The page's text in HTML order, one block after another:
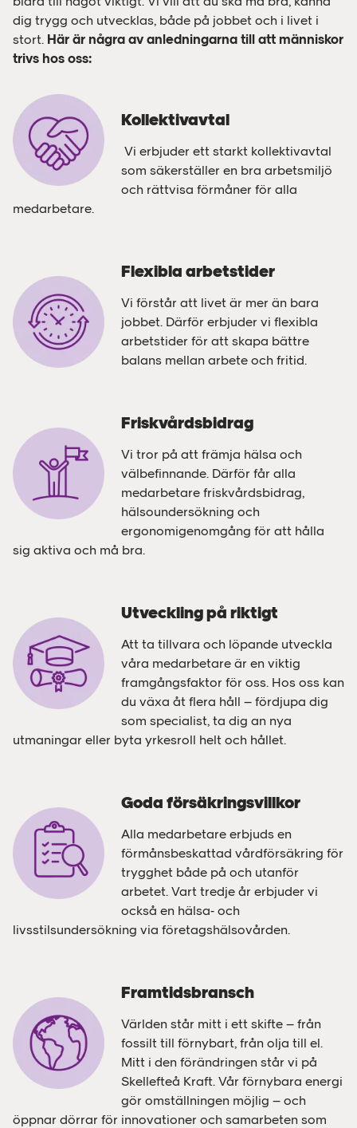
dig trygg och utvecklas, både på jobbet och i livet i
stort. Här är några av anledningarna till att människor
trivs hos oss:
Kollektivavtal
Vi erbjuder ett starkt kollektivavtal
som säkerställer en bra arbetsmiljö
och rättvisa förmåner för alla
medarbetare.
Flexibla arbetstider
Vi förstår att livet är mer än bara
jobbet. Därför erbjuder vi flexibla
arbetstider för att skapa bättre
balans mellan arbete och fritid.
Friskvårdsbidrag
Vi tror på att främja hälsa och
välbefinnande. Därför får alla
medarbetare friskvårdsbidrag,
hälsoundersökning och
ergonomigenomgång för att hålla
sig aktiva och må bra.
Utveckling på riktigt
Att ta tillvara och löpande utveckla
våra medarbetare är en viktig
framgångsfaktor för oss. Hos oss kan
du växa åt flera håll – fördjupa dig
som specialist, ta dig an nya
utmaningar eller byta yrkesroll helt och hållet.
Goda försäkringsvillkor
Alla medarbetare erbjuds en
förmånsbeskattad vårdförsäkring för
trygghet både på och utanför
arbetet. Vart tredje år erbjuder vi
också en hälsa- och
livsstilsundersökning via företagshälsovården.
Framtidsbransch
Världen står mitt i ett skifte – från
fossilt till förnybart, från olja till el.
Mitt i den förändringen står vi på
Skellefteå Kraft. Vår förnybara energi
gör omställningen möjlig – och
öppnar dörrar för innovationer och samarbeten som